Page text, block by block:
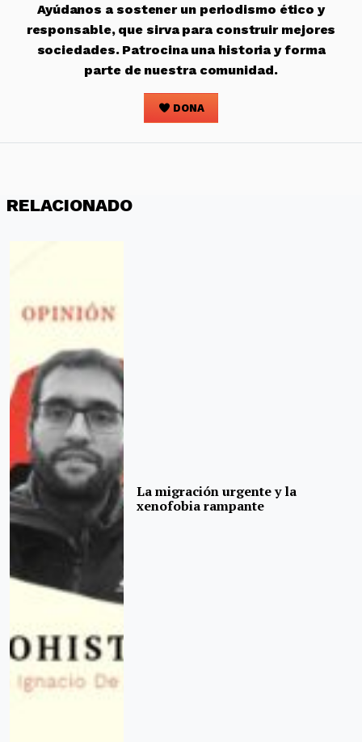
Ayúdanos a sostener un periodismo ético y
responsable, que sirva para construir mejores
sociedades. Patrocina una historia y forma
parte de nuestra comunidad.
DONA
RELACIONADO
La migración urgente y la
xenofobia rampante